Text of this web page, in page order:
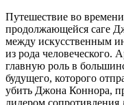
Путешествие во
продолжающейся саге
между искусственным
из рода человеческого.
главную роль в
будущего, которого
убить Джона Коннора,
лидером сопротивления